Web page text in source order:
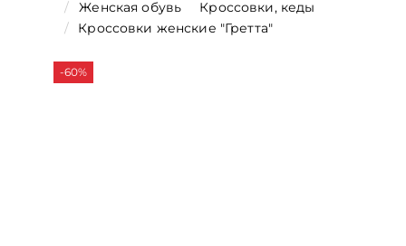
Женская обувь
Кроссовки, кеды
Кроссовки женские "Гретта"
-60%